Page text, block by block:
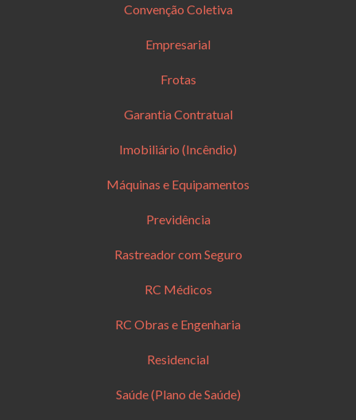
Convenção Coletiva
Empresarial
Frotas
Garantia Contratual
Imobiliário (Incêndio)
Máquinas e Equipamentos
Previdência
Rastreador com Seguro
RC Médicos
RC Obras e Engenharia
Residencial
Saúde (Plano de Saúde)